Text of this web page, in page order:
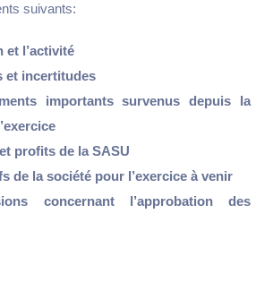
suivants:
et l’activité
et incertitudes
importants survenus depuis la
profits de la SASU
de la société pour l’exercice à venir
concernant l’approbation des